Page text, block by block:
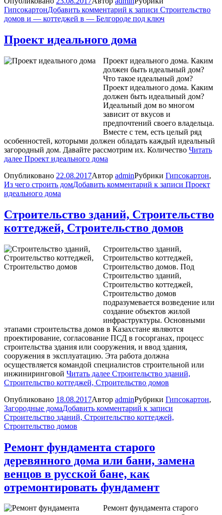
ГипсокартонДобавить комментарий к записи Строительство
домов и — коттеджей в — Белгороде под ключ
Проект идеального дома
Проект идеального дома. Каким
должен быть идеальный дом?
Что такое идеальный дом?
Проект идеального дома. Каким
должен быть идеальный дом?
Идеальный дом во многом
зависит от вкусов и
предпочтений своего владельца.
Вместе с тем, есть целый ряд
особенностей, которыми должен обладать каждый идеальный
загородный дом. Давайте рассмотрим их. Количество Читать
далее Проект идеального дома
Опубликовано 22.08.2017Автор adminРубрики Гипсокартон,
Из чего строить домДобавить комментарий к записи Проект
идеального дома
Строительство зданий, Строительство
коттеджей, Строительство домов
Строительство зданий,
Строительство коттеджей,
Строительство домов. Под
Строительство зданий,
Строительство коттеджей,
Строительство домов
подразумевается возведение или
создание объектов жилой
инфраструктуры. Основными
этапами строительства домов в Казахстане являются
проектирование, согласование ПСД в госорганах, процесс
строительства здания или сооружения, и ввод здания,
сооружения в эксплуатацию. Эта работа должна
осуществляется командой специалистов строительной или
инжиниринговой Читать далее Строительство зданий,
Строительство коттеджей, Строительство домов
Опубликовано 18.08.2017Автор adminРубрики Гипсокартон,
Загородные домаДобавить комментарий к записи
Строительство зданий, Строительство коттеджей,
Строительство домов
Ремонт фундамента старого
деревянного дома или бани, замена
венцов в русской бане, как
отремонтировать фундамент
Ремонт фундамента старого